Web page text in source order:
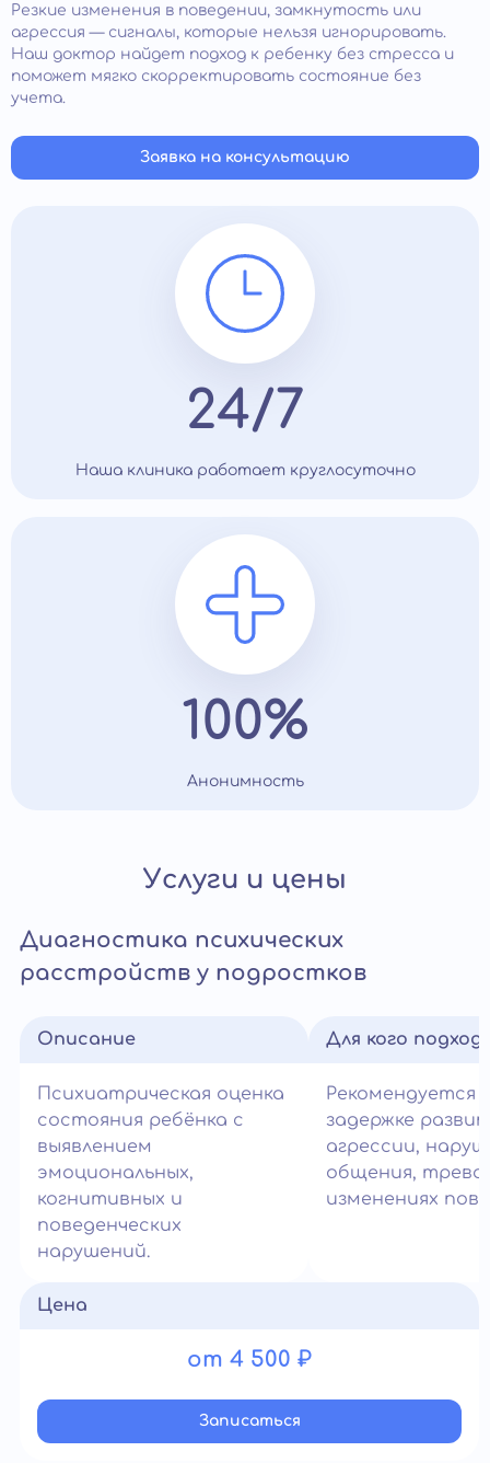
Резкие изменения в поведении, замкнутость или
агрессия — сигналы, которые нельзя игнорировать.
Наш доктор найдет подход к ребенку без стресса и
поможет мягко скорректировать состояние без
учета.
Заявка на консультацию
24/7
Наша клиника работает круглосуточно
100%
Анонимность
Услуги и цены
Диагностика психических
расстройств у подростков
Описание
Психиатрическая оценка
состояния ребёнка с
выявлением
эмоциональных,
когнитивных и
поведенческих
нарушений.
Для кого
Рекомендуется
задержке
агрессии,
общения,
изменениях
Цена
от 4 500 ₽
Записатьcя